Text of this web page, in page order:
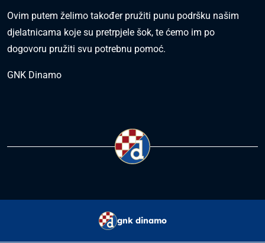
Ovim putem želimo također pružiti punu podršku našim
djelatnicama koje su pretrpjele šok, te ćemo im po
dogovoru pružiti svu potrebnu pomoć.
GNK Dinamo
gnk dinamo